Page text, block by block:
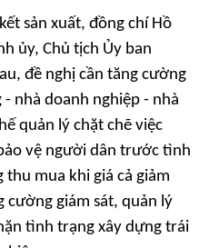
sản xuất, đồng chí Hồ
ủy, Chủ tịch Ủy ban
đề nghị cần tăng cường
nhà doanh nghiệp - nhà
quản lý chặt chẽ việc
vệ người dân trước tình
mua khi giá cả giảm
cường giám sát, quản lý
tình trạng xây dựng trái